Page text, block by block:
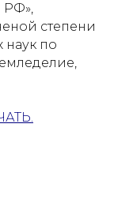
степени
наук по